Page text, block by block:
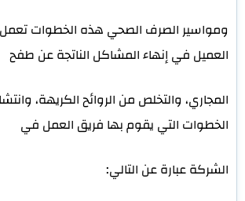
ومواسير الصرف الصحي هذه الخطوات
العميل في إنهاء المشاكل الناتجة عن طفح
المجاري، والتخلص من الروائح الكريهة،
الخطوات التي يقوم بها فريق العمل في
الشركة عبارة عن التالي: